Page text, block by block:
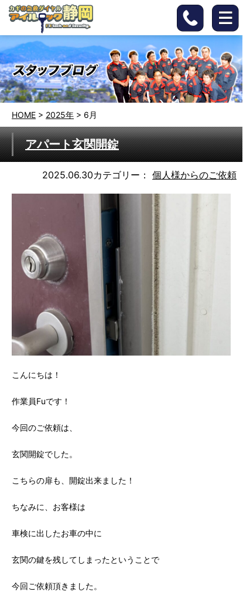
HOME > 2025年 > 6月
アパート玄関開錠
2025.06.30カテゴリー： 個人様からのご依頼
こんにちは！
作業員Fuです！
今回のご依頼は、
玄関開錠でした。
こちらの扉も、開錠出来ました！
ちなみに、お客様は
車検に出したお車の中に
玄関の鍵を残してしまったということで
今回ご依頼頂きました。